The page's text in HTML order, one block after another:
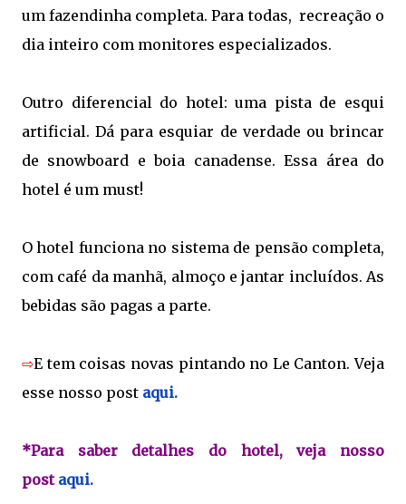
um fazendinha completa. Para todas, recreação o
dia inteiro com monitores especializados.
Outro diferencial do hotel: uma pista de esqui
artificial. Dá para esquiar de verdade ou brincar
de snowboard e boia canadense. Essa área do
hotel é um must!
O hotel funciona no sistema de pensão completa,
com café da manhã, almoço e jantar incluídos. As
bebidas são pagas a parte.
⇨E tem coisas novas pintando no Le Canton. Veja
esse nosso post aqui.
*Para saber detalhes do hotel, veja nosso
post aqui.